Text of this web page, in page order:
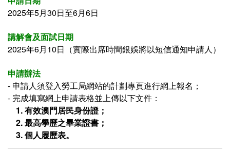
2025年5月30日至6月6日
講解會及面試日期
2025年6月10日（實際出席時間銀娛將以短信通知申請人）
申請辦法
- 申請人須登入勞工局網站的計劃專頁進行網上報名；
- 完成填寫網上申請表格並上傳以下文件：
1. 有效澳門居民身份證；
2.最高學歷之畢業證書 ；
3. 個人履歷表。